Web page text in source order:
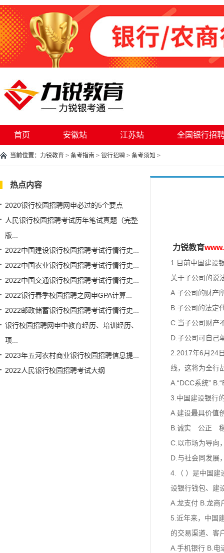
首页 安徽站 江苏站 全国银行招
当前位置： 力锐教育 > 备考指南 > 银行招聘 > 备考须知 >
热点内容
2020银行校园招聘网申必过的5个要点
人民银行校园招聘考试历年笔试真题（完整
版...
2022中国建设银行校园招聘考试行情行史...
2022中国农业银行校园招聘考试行情行史...
2022中国交通银行校园招聘考试行情行史...
2022银行春季校园招聘之网申GPA计算...
2022邮政储蓄银行校园招聘考试行情行史...
银行校园招聘网申中教育经历、培训经历、
项...
2023年五河农村商业银行校园招聘信息提...
2022人民银行校园招聘考试大纲
力锐教育
1.目前中国建设
关于子公司的说
A.子公司的财产
B.子公司的法定
C.当子公司财产
D.子公司可自己
2.2017年6月24
线，这将为全行
A.“DCC系统”
3.中国建设银行
A.建设最具价值
B.诚实 公正
C.以市场为导向
D.与社会同发展
4.（ ）是中国建
设银行钱包、建
A.龙支付 B.龙商
5.近年来，中国
的交易渠道、客
A.手机银行 B.电